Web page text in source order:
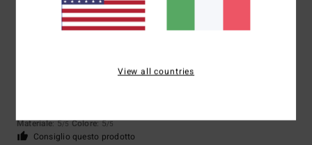
Scrivo questa recensione soggettiva affinché altri acquirenti possano
Materiale: 5/5 Colore: 5/5
Consiglio questo prodotto
View all countries